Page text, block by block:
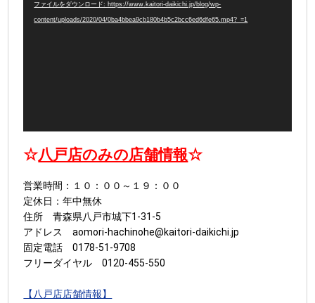
ファイルをダウンロード: https://www.kaitori-daikichi.jp/blog/wp-
content/uploads/2020/04/0ba4bbea9cb180b4b5c2bcc6ed6dfe65.mp4?_=1
☆八戸店のみの店舗情報☆
営業時間：１０：００～１９：００
定休日：年中無休
住所 青森県八戸市城下1-31-5
アドレス aomori-hachinohe@kaitori-daikichi.jp
固定電話 0178-51-9708
フリーダイヤル 0120-455-550
【八戸店店舗情報】